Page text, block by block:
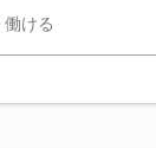
ける